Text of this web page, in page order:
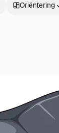
Oriëntering
Producten